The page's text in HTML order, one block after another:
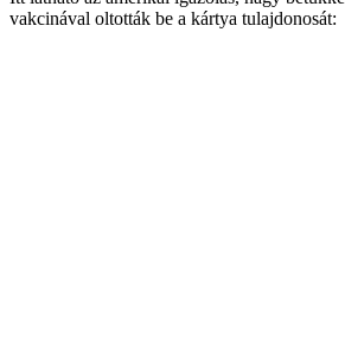
vakcinával oltották be a kártya tulajdonosát: